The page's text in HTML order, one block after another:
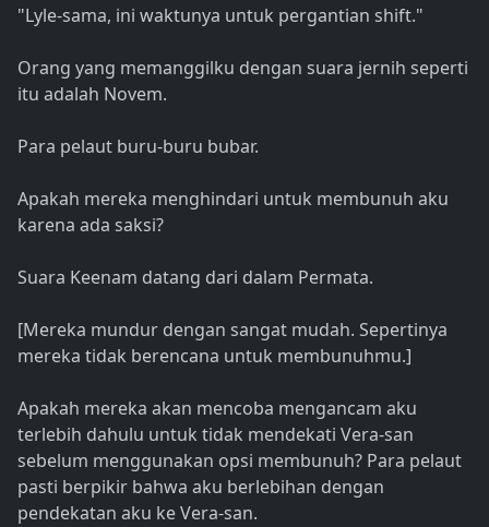
"Lyle-sama, ini waktunya untuk pergantian shift."
Orang yang memanggilku dengan suara jernih seperti
itu adalah Novem.
Para pelaut buru-buru bubar.
Apakah mereka menghindari untuk membunuh aku
karena ada saksi?
Suara Keenam datang dari dalam Permata.
[Mereka mundur dengan sangat mudah. Sepertinya
mereka tidak berencana untuk membunuhmu.]
Apakah mereka akan mencoba mengancam aku
terlebih dahulu untuk tidak mendekati Vera-san
sebelum menggunakan opsi membunuh? Para pelaut
pasti berpikir bahwa aku berlebihan dengan
pendekatan aku ke Vera-san.